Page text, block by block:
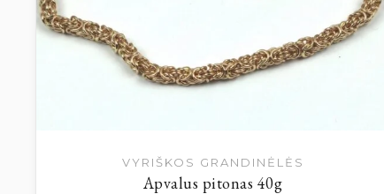
VYRIŠKOS GRANDINĖLĖS
Apvalus pitonas 40g